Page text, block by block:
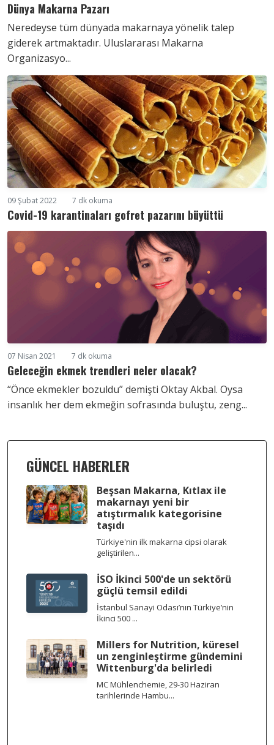
Dünya Makarna Pazarı
Neredeyse tüm dünyada makarnaya yönelik talep
giderek artmaktadır. Uluslararası Makarna
Organizasyo...
09 Şubat 2022 7 dk okuma
Covid-19 karantinaları gofret pazarını büyüttü
07 Nisan 2021 7 dk okuma
Geleceğin ekmek trendleri neler olacak?
“Önce ekmekler bozuldu” demişti Oktay Akbal. Oysa
insanlık her dem ekmeğin sofrasında buluştu, zeng...
GÜNCEL HABERLER
Beşsan Makarna, Kıtlax ile
makarnayı yeni bir
atıştırmalık kategorisine
taşıdı
Türkiye'nin ilk makarna cipsi olarak
geliştirilen...
İSO İkinci 500'de un sektörü
güçlü temsil edildi
İstanbul Sanayi Odası’nın Türkiye’nin
İkinci 500 ...
Millers for Nutrition, küresel
un zenginleştirme gündemini
Wittenburg'da belirledi
MC Mühlenchemie, 29-30 Haziran
tarihlerinde Hambu...